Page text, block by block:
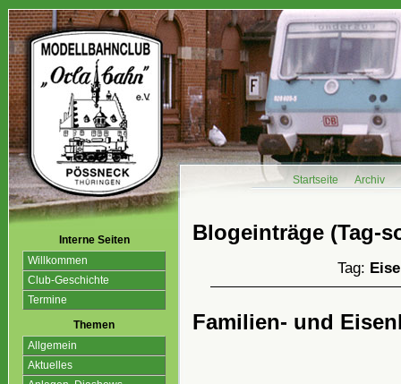
Startseite Archiv
Interne Seiten
Willkommen
Club-Geschichte
Termine
Themen
Allgemein
Aktuelles
Blogeinträge (Tag-
Tag:
Familien- und